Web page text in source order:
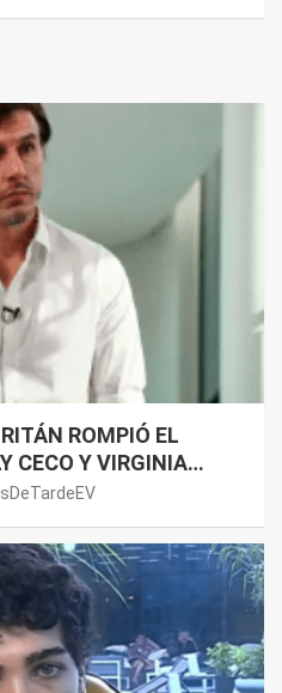
ROMPIÓ EL
CECO Y VIRGINIA
A SUS VIDAS”